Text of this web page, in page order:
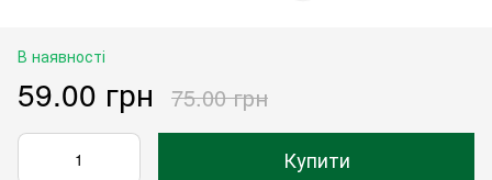
В наявності
59.00 грн 75.00 грн
Купити